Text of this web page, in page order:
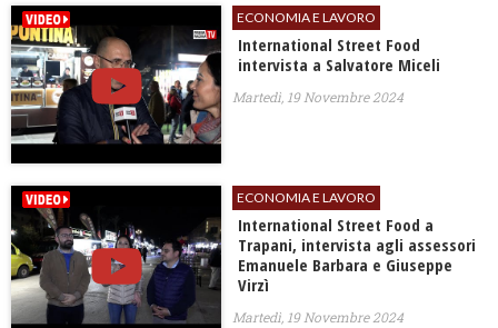
ECONOMIA E LAVORO
International Street Food
intervista a Salvatore Miceli
Martedì, 19 Novembre 2024
ECONOMIA E LAVORO
International Street Food a
Trapani, intervista agli assessori
Emanuele Barbara e Giuseppe
Virzì
Martedì, 19 Novembre 2024